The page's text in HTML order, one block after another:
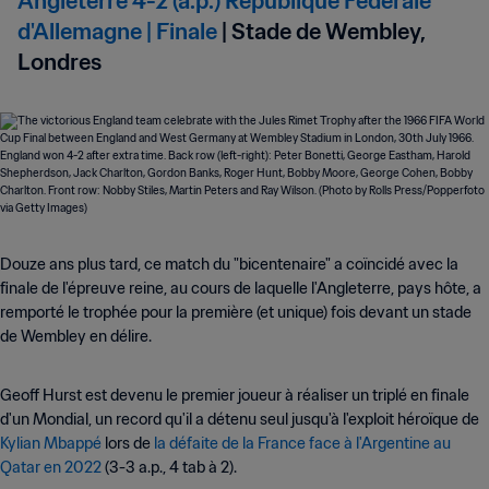
d'Allemagne | Finale| Stade de Wembley,
Londres
Douze ans plus tard, ce match du "bicentenaire" a coïncidé avec la
finale de l'épreuve reine, au cours de laquelle l'Angleterre, pays hôte, a
remporté le trophée pour la première (et unique) fois devant un stade
de Wembley en délire.
Geoff Hurst est devenu le premier joueur à réaliser un triplé en finale
d'un Mondial, un record qu'il a détenu seul jusqu'à l'exploit héroïque de
Kylian Mbappé lors de la défaite de la France face à l'Argentine au
Qatar en 2022(3-3 a.p., 4 tab à 2).